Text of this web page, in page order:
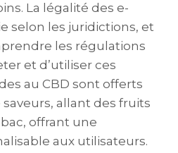
La légalité des e-
selon les juridictions, et
les régulations
et d’utiliser ces
au CBD sont offerts
allant des fruits
offrant une
aux utilisateurs.